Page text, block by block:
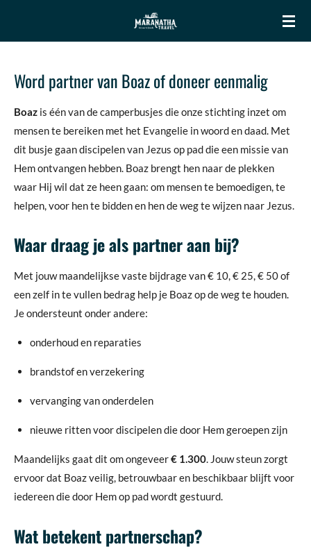
de
hoofdinhoud
Word partner van Boaz of doneer eenmalig
Boaz is één van de camperbusjes die onze stichting inzet om
mensen te bereiken met het Evangelie in woord en daad. Met
dit busje gaan discipelen van Jezus op pad die een missie van
Hem ontvangen hebben. Boaz brengt hen naar de plekken
waar Hij wil dat ze heen gaan: om mensen te bemoedigen, te
helpen, voor hen te bidden en hen de weg te wijzen naar Jezus.
Waar draag je als partner aan bij?
Met jouw maandelijkse vaste bijdrage van € 10, € 25, € 50 of
een zelf in te vullen bedrag help je Boaz op de weg te houden.
Je ondersteunt onder andere:
onderhoud en reparaties
brandstof en verzekering
vervanging van onderdelen
nieuwe ritten voor discipelen die door Hem geroepen zijn
Maandelijks gaat dit om ongeveer€ 1.300. Jouw steun zorgt
ervoor dat Boaz veilig, betrouwbaar en beschikbaar blijft voor
iedereen die door Hem op pad wordt gestuurd.
Wat betekent partnerschap?